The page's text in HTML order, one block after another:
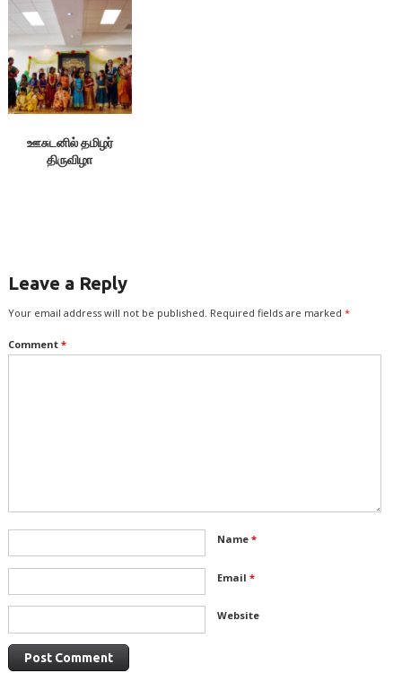
ஊசுடனில் தமிழர்
திருவிழா
Leave a Reply
Your email address will not be published. Required fields are marked *
Comment *
Name *
Email *
Website